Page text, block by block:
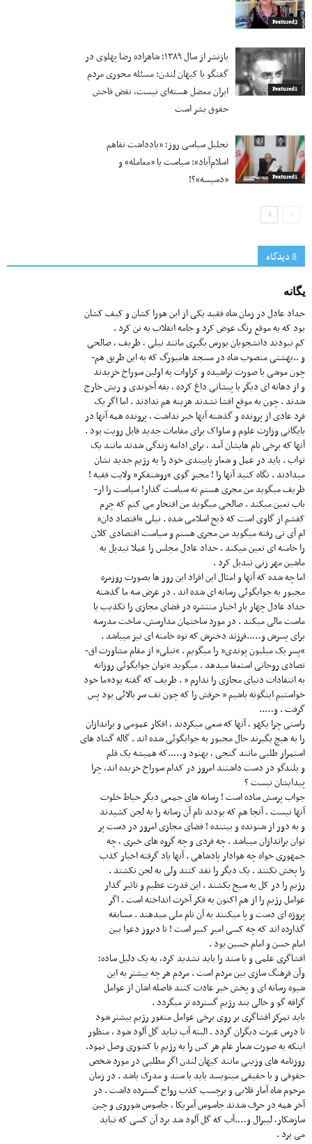
Featured2
Featured1
بازنشر از سال ۱۳۸۹؛ شاهزاده رضا پهلوی در
گفتگو با کیهان لندن: مسئله محوری مردم
ایران معضل هسته‌ای نیست، نقض فاحش
حقوق بشر است
Featured1
تحلیل سیاسی روز؛ «یادداشت تفاهم
اسلام‌آباد»: سیاست یا «معامله» و
«دسیسه»؟!
8 دیدگاه‌
یگانه
حداد عادل در زمان شاه فقید یکی از این هورا کشان و کیف کشان
بود که به موقع رنگ عوض کرد و جامه انقلاب به تن کرد .
کم نبودند دانشجویان بورس بگیری مانند نیلی ، ظریف ، صالحی
و ..بهشتی منصوب شاه در مسجد هامبورگ که به این طریق هم-
چون موشی با صورت تراشیده و کراوات به اولین سوراخ خزیدند
و از دهانه ای دیگر با پیشانی داغ کرده ، یقه آخوندی و ریش خارج
شدند . چون به موقع افشا نشدند هزینه هم ندادند . اما اگر یک
فرد عادی از پرونده و گذشته آنها خبر نداشت ، پرونده همه آنها در
بایگانی وزارت علوم و ساواک برای مقامات جدید قابل رویت بود .
آنها که برخی نام هایشان آمد ، برای ادامه زندگی شدند مانند یک
تواب . باید در عمل و شعار پایبندی خود را به رژیم جدید نشان
میدادند . نگاه کنید آنها را ! مجیز گوی “روشنفکر” ولایت فقیه !
ظریف میگوید من مجری هستم نه سیاست گذار! سیاست را ار-
باب تعین میکند . صالحی میگوید من افتخار می کنم که چرم
کفشم از گاوی است که ذبح اسلامی شده . نیلی “اقتصاد دان”
ام آی تی رفته میگوید من مجری هستم و سیاست اقتصادی کلان
را خامنه ای تعین میکند . حداد عادل مجلس را عملا تبدیل به
ماشین مهر زنی تبدیل کرد .
اما چه شده که آنها و امثال این افراد این روز ها بصورت روزمره
مجبور به جوابگوئی رسانه ای شده اند . در عرض سه ما گذشته
حداد عادل چهار بار اخبار منتشره در فضای مجازی را تکذیب یا
ماست مالی میکند . در مورد ساختمان مدارسش، ساخت مدرسه
برای پسرش و…..فرزند دخترش که نوه خامنه ای نیز میباشد .
“پسر یک میلیون پوندی” را میگویم . “نیلی” از مقام مشاورت اق-
تصادی روحانی استعفا میدهد . میگوید “توان جوابگوئی روزانه
به انتقادات دنیای مجازی را ندارم ” . ظریف که گفته بود”ما خود
خواستیم اینگونه باشیم ” حرفش را که چون تف سر بالائی بود پس
گرفت . و…..
راستی چرا یکهو ، آنها که سعی میکردند ، افکار عمومی و براندازان
را به هیچ بگیرند حال مجبور به جوابگوئی شده اند ‌. گاله گشاد های
استمرار طلبی مانند گنجی ، بهنود و…..که همیشه یک قلم
و بلندگو در دست داشتند امروز در کدام سوراخ خزیده اند، چرا
پیدایشان نیست ؟
جواب پرسش ساده است ! رسانه های جمعی دیگر حیاط خلوت
آنها نیست . آنجا هم که بودند نام آن رسانه را به لجن کشیدند
و به دور از شنونده و بیننده ! فضای مجازی امروز در دست پر
توان براندازان میباشد . چه فردی و چه گروه های خبری ، چه
جمهوری خواه چه هوادار پادشاهی . آنها یاد گرفته اخبار کذب
را پخش نکنند . یک دیگر را نقد کنند ولی به لجن نکشند .
رژیم را در کل به سیخ بکشند . این قدرت عظیم و تاثیر گذار
عوامل رژیم را از هم اکنون به فکر آخرت انداخته است . اگر
پروژه ای دست و پا میکنند به آن نام ملی میدهند . مسابقه
گذارده اند که چه کسی امیر کبیر است ! تا دیروز دعوا بین
امام حسن و امام حسین بود .
افشاگری علمی و با سند را باید تشدید کرد، به یک دلیل ساده؛
وآن فرهنگ سازی بین مردم است . مردم هر چه بیشتر به این
شیوه رسانه ای و پخش خبر عادت کنند فاصله اشان از عوامل
گزافه گو و خالی بند رژیم گسترده تر میگردد .
باید تمرکز افشاگری بر روی برخی عوامل منفور رژیم بیشتر شود
تا درس عبرت دیگران گردد . البته آب نیاید گل آلود شود ، منظور
اینکه به صورت شعار عام هر کس را به رژیم یا کشوری وصل نمود.
روزنامه های وزینی مانند کیهان لندن اگر مطلبی در مورد شخص
حقوقی و یا حقیقی مینویسد باید با سند و مدرک باشد . در زمان
مرحوم شاه آمار قلابی و برچسب کذب رواج گسترده داشت . در
آخر همه در حرف شدند جاسوس آمریکا ، جاسوس شوروی و چین
سازشکار، لیبرال و….‌آب که گل آلود شد برد آن کسی که نباید
می برد .